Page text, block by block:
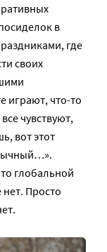
в
где
своих
играют, что-то
чувствуют,
вот этот
глобальной
Просто